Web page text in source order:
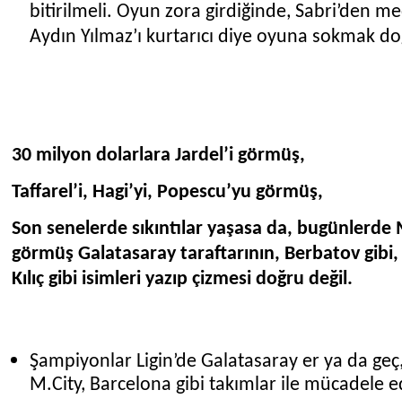
bitirilmeli. Oyun zora girdiğinde, Sabri’den
Aydın Yılmaz’ı kurtarıcı diye oyuna sokmak
30 milyon dolarlara Jardel’i görmüş,
Taffarel’i, Hagi’yi, Popescu’yu görmüş,
Son senelerde sıkıntılar yaşasa da, bugünlerde
görmüş Galatasaray taraftarının, Berbatov
Kılıç gibi isimleri yazıp çizmesi doğru değil.
Şampiyonlar Ligin’de Galatasaray er ya da
M.City, Barcelona gibi takımlar ile mücadele